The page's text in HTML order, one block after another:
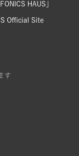
HAUS」
Official Site
す